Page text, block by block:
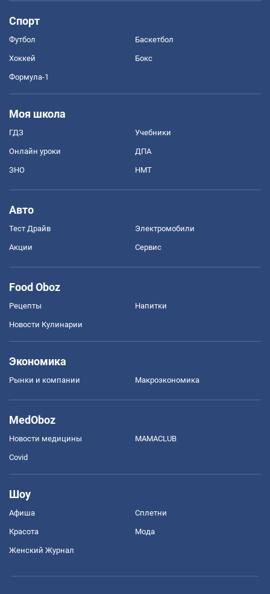
Спорт
Футбол Баскетбол
Хоккей Бокс
Формула-1
Моя школа
ГДЗ Учебники
Онлайн уроки ДПА
ЗНО НМТ
Авто
Тест Драйв Электромобили
Акции Сервис
Food Oboz
Рецепты Напитки
Новости Кулинарии
Экономика
Рынки и компании Mакроэкономика
MedOboz
Новости медицины MAMACLUB
Covid
Шоу
Афиша Сплетни
Красота Мода
Женский Журнал